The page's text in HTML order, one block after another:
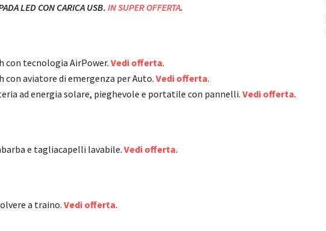
LED CON CARICA USB.IN SUPER OFFERTA.
con tecnologia AirPower.Vedi offerta.
con aviatore di emergenza per Auto. Vedi offerta.
ad energia solare, pieghevole e portatile con pannelli. Vedi offerta.
e tagliacapelli lavabile. Vedi offerta.
a traino. Vedi offerta.